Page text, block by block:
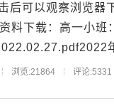
后可以观察浏览器
料下载：高一小
浏览:21864 评论:5331